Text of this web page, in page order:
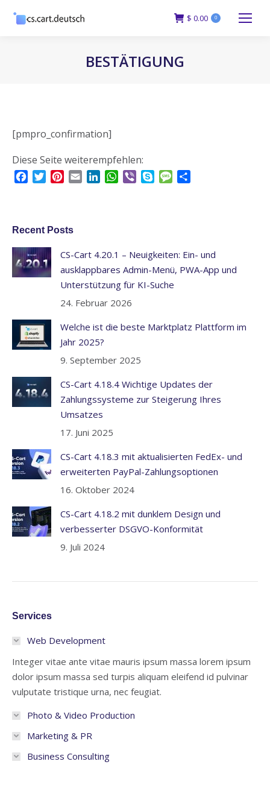
$ 0.00 0
BESTÄTIGUNG
[pmpro_confirmation]
Diese Seite weiterempfehlen:
Facebook
TwitterPinterest
Email LinkedInWhatsApp
Viber SkypeMessage
Recent Posts
CS-Cart 4.20.1 – Neuigkeiten: Ein- und
ausklappbares Admin-Menü, PWA-App und
Unterstützung für KI-Suche
24. Februar 2026
Welche ist die beste Marktplatz Plattform im
Jahr 2025?
9. September 2025
CS-Cart 4.18.4 Wichtige Updates der
Zahlungssysteme zur Steigerung Ihres
Umsatzes
17. Juni 2025
CS-Cart 4.18.3 mit aktualisierten FedEx- und
erweiterten PayPal-Zahlungsoptionen
16. Oktober 2024
CS-Cart 4.18.2 mit dunklem Design und
verbesserter DSGVO-Konformität
9. Juli 2024
Services
Web Development
Integer vitae ante vitae mauris ipsum massa lorem ipsum
dolor ipsum massa sed turpis aliquam eleifend id pulvinar
vulputate tristique urna, nec feugiat.
Photo & Video Production
Marketing & PR
Business Consulting